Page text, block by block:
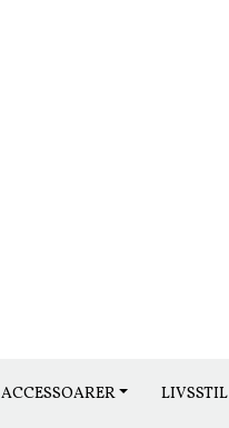
ACCESSOARER LIVSSTIL